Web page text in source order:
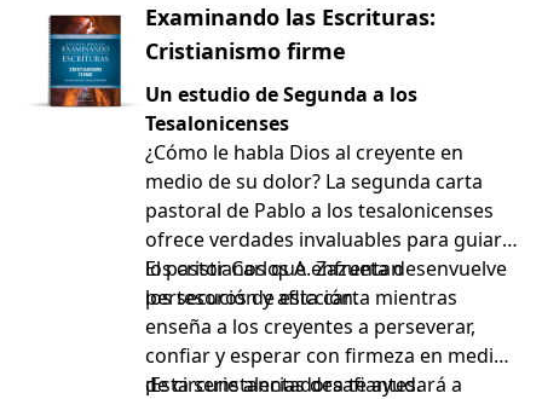
Examinando las Escrituras:
Cristianismo firme
Un estudio de Segunda a los
Tesalonicenses
¿Cómo le habla Dios al creyente en
medio de su dolor? La segunda carta
pastoral de Pablo a los tesalonicenses
ofrece verdades invaluables para guiar a
los cristianos que enfrentan
persecución y aflicción.
El pastor Carlos A. Zazueta desenvuelve
los tesoros de esta carta mientras
enseña a los creyentes a perseverar,
confiar y esperar con firmeza en medio
de circunstancias desafiantes.
¡Esta serie alentadora te ayudará a